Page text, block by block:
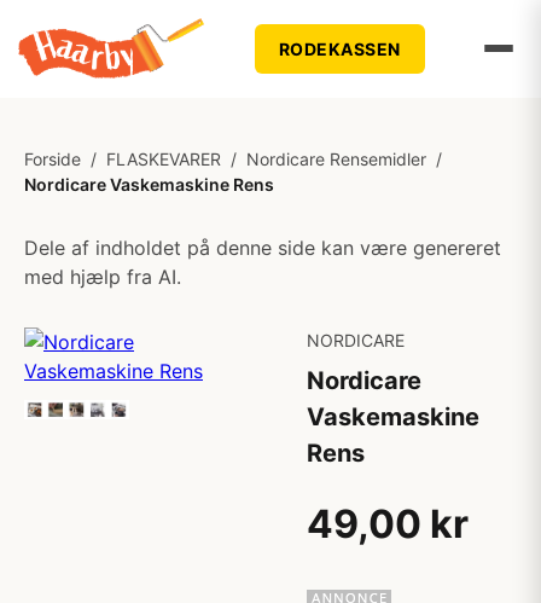
RODEKASSEN
Forside / FLASKEVARER / Nordicare Rensemidler /
Nordicare Vaskemaskine Rens
Dele af indholdet på denne side kan være genereret
med hjælp fra AI.
NORDICARE
Nordicare
Vaskemaskine
Rens
49,00 kr